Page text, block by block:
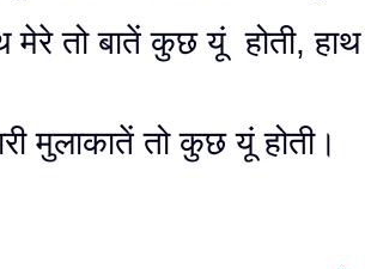
मेरे तो बातें कुछ यूं होती,
मुलाकातें तो कुछ यूं होती।